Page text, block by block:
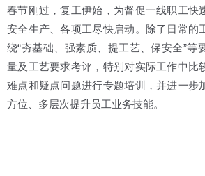
春节刚过，复工伊始，为督促一线职工快
安全生产、各项工尽快启动。除了日常的
绕“夯基础、强素质、提工艺、保安全”等
量及工艺要求考评，特别对实际工作中比
难点和疑点问题进行专题培训，并进一步
方位、多层次提升员工业务技能。